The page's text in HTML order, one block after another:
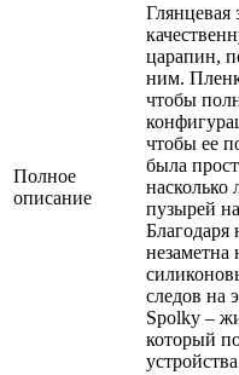
Полное
описание
Глянцевая
царапин,
ним.
чтобы
чтобы ее
была
насколько
пузырей
Благодаря
незаметна
следов на
Spolky –
который